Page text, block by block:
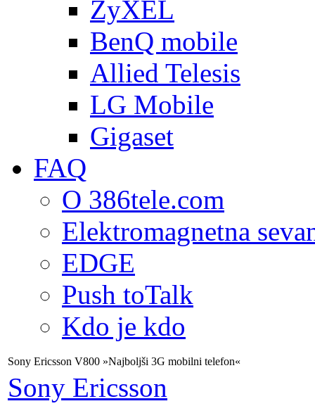
ZyXEL
BenQ mobile
Allied Telesis
LG Mobile
Gigaset
FAQ
O 386tele.com
Elektromagnetna
EDGE
Push toTalk
Kdo je kdo
Sony Ericsson V800 »Najboljši 3G mobilni telefon«
Sony Ericsson